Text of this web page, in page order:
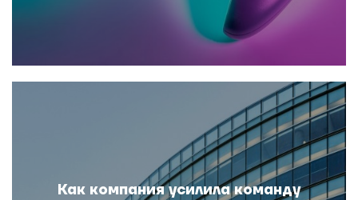
Как компания усилила команду